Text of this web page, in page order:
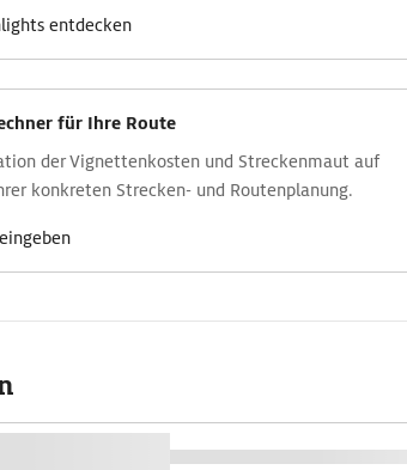
entdecken
für Ihre Route
der Vignettenkosten und Streckenmaut auf
konkreten Strecken- und Routenplanung.